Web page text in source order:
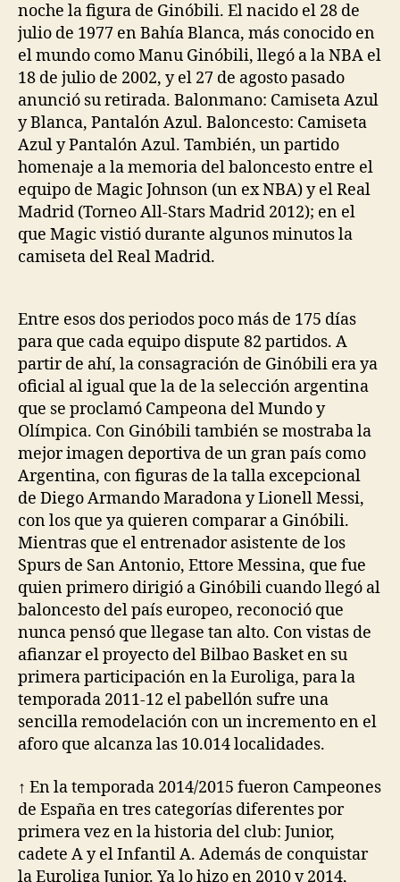
noche la figura de Ginóbili. El nacido el 28 de
julio de 1977 en Bahía Blanca, más conocido en
el mundo como Manu Ginóbili, llegó a la NBA el
18 de julio de 2002, y el 27 de agosto pasado
anunció su retirada. Balonmano: Camiseta Azul
y Blanca, Pantalón Azul. Baloncesto: Camiseta
Azul y Pantalón Azul. También, un partido
homenaje a la memoria del baloncesto entre el
equipo de Magic Johnson (un ex NBA) y el Real
Madrid (Torneo All-Stars Madrid 2012); en el
que Magic vistió durante algunos minutos la
camiseta del Real Madrid.
Entre esos dos periodos poco más de 175 días
para que cada equipo dispute 82 partidos. A
partir de ahí, la consagración de Ginóbili era ya
oficial al igual que la de la selección argentina
que se proclamó Campeona del Mundo y
Olímpica. Con Ginóbili también se mostraba la
mejor imagen deportiva de un gran país como
Argentina, con figuras de la talla excepcional
de Diego Armando Maradona y Lionell Messi,
con los que ya quieren comparar a Ginóbili.
Mientras que el entrenador asistente de los
Spurs de San Antonio, Ettore Messina, que fue
quien primero dirigió a Ginóbili cuando llegó al
baloncesto del país europeo, reconoció que
nunca pensó que llegase tan alto. Con vistas de
afianzar el proyecto del Bilbao Basket en su
primera participación en la Euroliga, para la
temporada 2011-12 el pabellón sufre una
sencilla remodelación con un incremento en el
aforo que alcanza las 10.014 localidades.
↑ En la temporada 2014/2015 fueron Campeones
de España en tres categorías diferentes por
primera vez en la historia del club: Junior,
cadete A y el Infantil A. Además de conquistar
la Euroliga Junior. Ya lo hizo en 2010 y 2014,